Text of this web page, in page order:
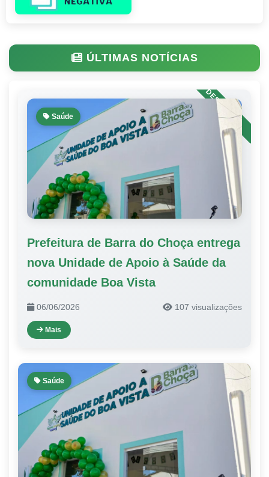
ÚLTIMAS NOTÍCIAS
Saúde
Prefeitura de Barra do Choça entrega
nova Unidade de Apoio à Saúde da
comunidade Boa Vista
06/06/2026 107 visualizações
Mais
Saúde